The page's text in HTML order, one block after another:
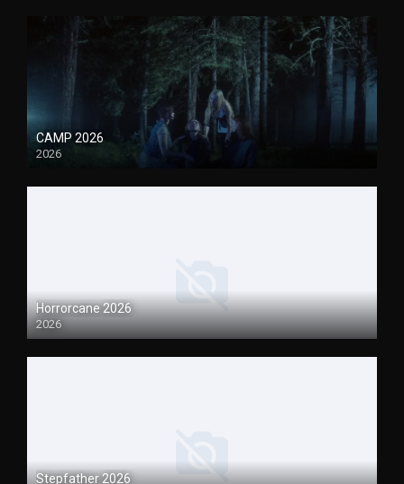
CAMP 2026
2026
1080P
Horrorcane 2026
2026
1080P
Stepfather 2026